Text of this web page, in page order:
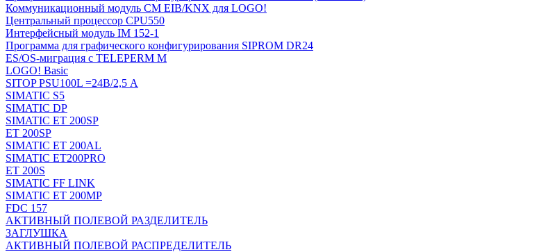
Коммуникационный модуль CM EIB/KNX для LOGO!
Центральный процессор CPU550
Интерфейсный модуль IM 152-1
Программа для графического конфигурирования SIPROM DR24
ES/OS-миграция с TELEPERM M
LOGO! Basic
SITOP PSU100L =24В/2,5 A
SIMATIC S5
SIMATIC DP
SIMATIC ET 200SP
ET 200SP
SIMATIC ET 200AL
SIMATIC ET200PRO
ET 200S
SIMATIC FF LINK
SIMATIC ET 200MP
FDC 157
АКТИВНЫЙ ПОЛЕВОЙ РАЗДЕЛИТЕЛЬ
ЗАГЛУШКА
АКТИВНЫЙ ПОЛЕВОЙ РАСПРЕДЕЛИТЕЛЬ